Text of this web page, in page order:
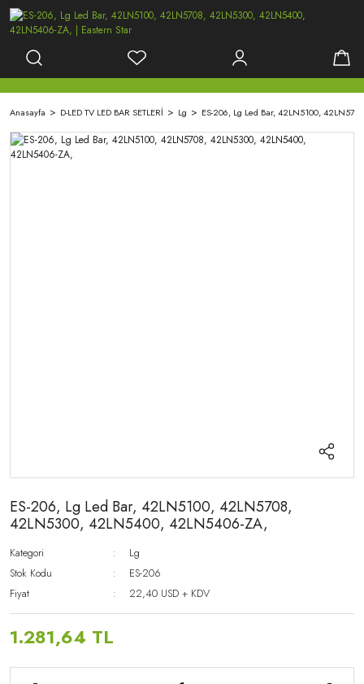
Anasayfa D-LED TV LED BAR SETLERİ Lg ES-206, Lg Led Bar, 42LN5100,
ES-206, Lg Led Bar, 42LN5100, 42LN5708,
42LN5300, 42LN5400, 42LN5406-ZA,
Kategori
Lg
Stok Kodu
ES-206
Fiyat
22,40 USD + KDV
1.281,64 TL